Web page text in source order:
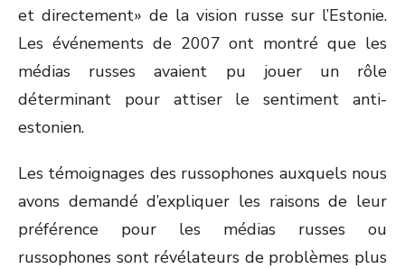
et directement» de la vision russe sur l’Estonie.
Les événements de 2007 ont montré que les
médias russes avaient pu jouer un rôle
déterminant pour attiser le sentiment anti-
estonien.
Les témoignages des russophones auxquels nous
avons demandé d’expliquer les raisons de leur
préférence pour les médias russes ou
russophones sont révélateurs de problèmes plus